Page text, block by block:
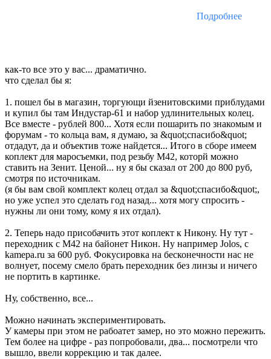
Подробнее
как-то все это у вас... драматично.
что сделал бы я:
1. пошел бы в магазин, торгующи йзенитовскими приблудами
и купил бы там Индустар-61 и набор удлинительных колец.
Все вместе - рублей 800... Хотя если пошарить по знакомым и
форумам - то кольца вам, я думаю, за &quot;спасибо&quot;
отдадут, да и объектив тоже найдется... Итого в сборе имеем
коплект для маросъемки, под резьбу М42, которй можно
ставить на Зенит. Ценой... ну я бы сказал от 200 до 800 руб,
смотря по источникам.
(я бы вам свой комплект колец отдал за &quot;спасибо&quot;,
но уже успел это сделать год назад... хотя могу спросить -
нужны ли они тому, кому я их отдал).
2. Теперь надо присобачить этот коплект к Никону. Ну тут -
переходник с М42 на байонет Никон. Ну например Jolos, с
kamepa.ru за 600 руб. Фокусировка на бесконечности нас не
волнует, посему смело брать переходник без линзы и ничего
не портить в картинке.
Ну, собственно, все...
Можно начинать экспериментировать.
У камеры при этом не рабоатет замер, но это можно пережить.
Тем более на цифре - раз попробовали, два... посмотрели что
вышло, ввели коррекцию и так далее.